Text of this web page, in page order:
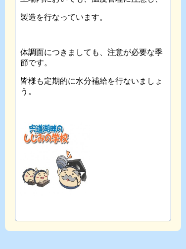
製造を行なっています。
体調面につきましても、注意が必要な季
節です。
皆様も定期的に水分補給を行ないましょ
う。